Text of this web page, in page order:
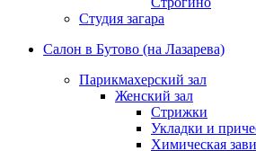
Мезотерапия
Мезотерапия головы
Контурная пластика лица
Контурная пластика губ
Биоревитализация
Студия загара
Салон в Бутово (на Лазарева)
Парикмахерский зал
Женский зал
Стрижки
Укладки и
Химическая